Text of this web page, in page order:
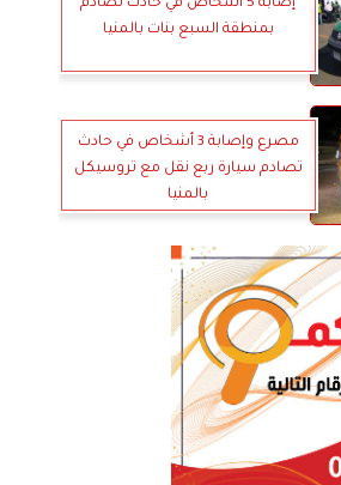
إصابة 5 أشخاص في حادث تصادم
بمنطقة السبع بنات بالمنيا
مصرع وإصابة 3 أشخاص في حادث
تصادم سيارة ربع نقل مع تروسيكل
بالمنيا